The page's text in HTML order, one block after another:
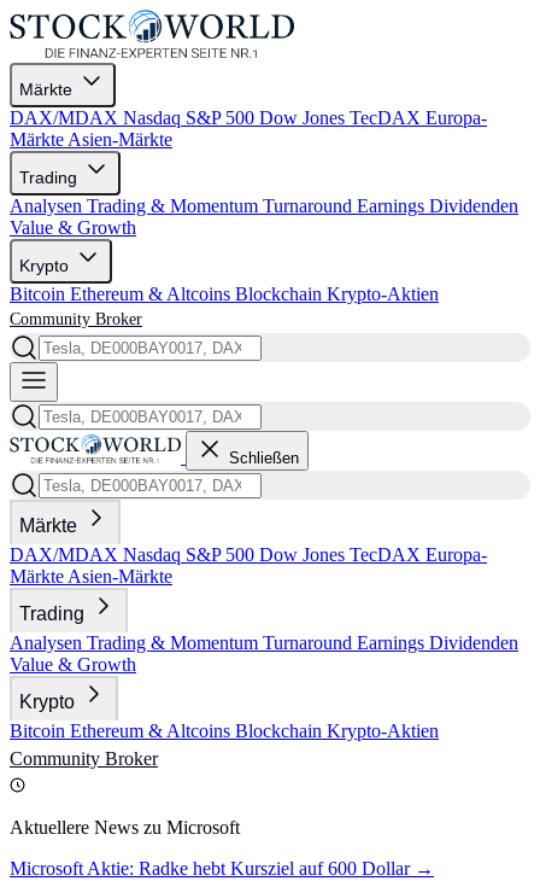
Märkte
DAX/MDAX Nasdaq S&P 500 Dow Jones TecDAX Europa-
Märkte Asien-Märkte
Trading
Analysen Trading & Momentum Turnaround Earnings Dividenden
Value & Growth
Krypto
Bitcoin Ethereum & Altcoins Blockchain Krypto-Aktien
Community Broker
Schließen
Märkte
DAX/MDAX Nasdaq S&P 500 Dow Jones TecDAX Europa-
Märkte Asien-Märkte
Trading
Analysen Trading & Momentum Turnaround Earnings Dividenden
Value & Growth
Krypto
Bitcoin Ethereum & Altcoins Blockchain Krypto-Aktien
Community Broker
Aktuellere News zu Microsoft
Microsoft Aktie: Radke hebt Kursziel auf 600 Dollar →